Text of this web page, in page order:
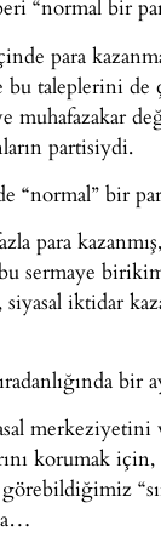
“normal bir
para
bu taleplerini
muhafazakar
partisiydi.
“normal” bir
para
sermaye
siyasal iktidar
bir
merkeziyetini
korumak